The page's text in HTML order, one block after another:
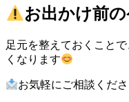
お出かけ前
足元を整えておくこと
くなります
お気軽にご相談くだ